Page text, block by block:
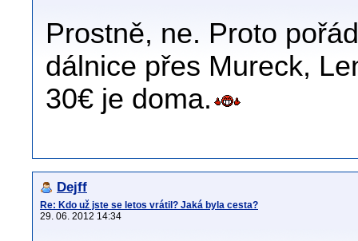
Prostně, ne. Proto
dálnice přes Mureck,
30€ je doma.
Dejff
Re: Kdo už jste se letos vrátil? Jaká byla cesta?
29. 06. 2012 14:34